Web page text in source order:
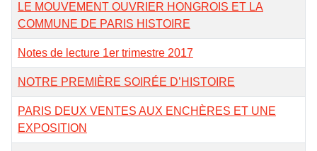
LE MOUVEMENT OUVRIER HONGROIS ET LA
COMMUNE DE PARIS HISTOIRE
Notes de lecture 1er trimestre 2017
NOTRE PREMIÈRE SOIRÉE D’HISTOIRE
PARIS DEUX VENTES AUX ENCHÈRES ET UNE
EXPOSITION